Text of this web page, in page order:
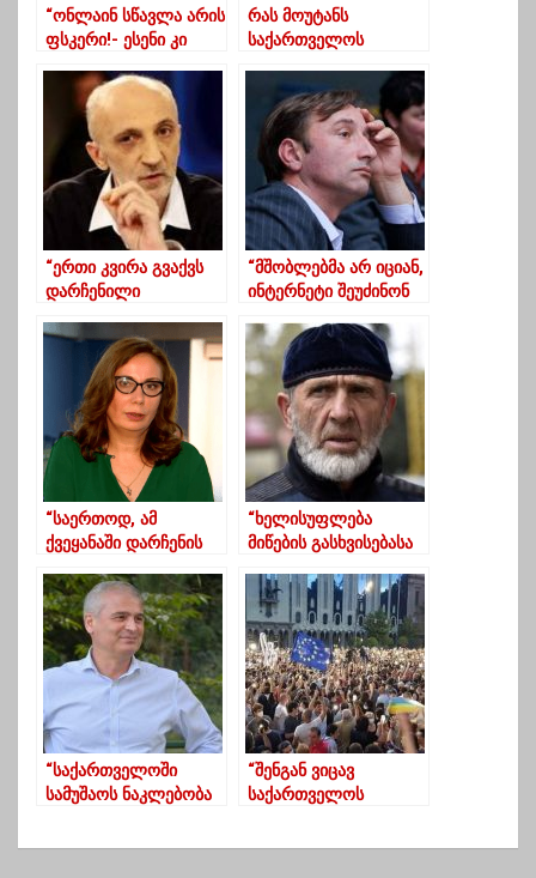
“ონლაინ სწავლა არის
ფსკერი!- ესენი კი
რას მოუტანს
საქართველოს
გადაწყვეტილება-
ლია მუხაშავრიას
განმარტება
“ერთი კვირა გვაქვს
დარჩენილი
გადალახვამდე”-
ხუხაშვილი
“მშობლებმა არ იციან,
ინტერნეტი შეუძინონ
ლადო აფხაზავა
“საერთოდ, ამ
ქვეყანაში დარჩენის
ვხედავ”…
“ხელისუფლება
მიწების გასხვისებასა
დაყაჩაღებაზეა
გადართული“ –
მაჩალიკაშვილი
“საქართველოში
სამუშაოს ნაკლებობა
“შენგან ვიცავ
საქართველოს